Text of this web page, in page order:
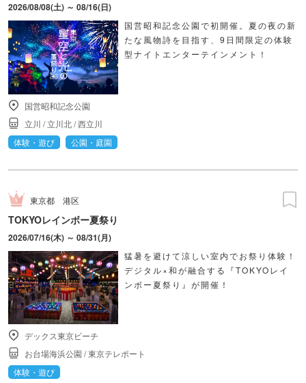
2026/08/08(土) ～ 08/16(日)
国営昭和記念公園で初開催。夏の夜の新
たな風物詩を目指す、9日間限定の体験
型ナイトエンターテインメント！
国営昭和記念公園
立川 /立川北/西立川
体験・遊び
公園・庭園
東京都 港区
TOKYOレインボー夏祭り
2026/07/16(木) ～ 08/31(月)
猛暑を避けて涼しい室内でお祭り体験！
デジタル×和が融合する『TOKYOレイ
ンボー夏祭り』が開催！
デックス東京ビーチ
お台場海浜公園 /東京テレポート
体験・遊び